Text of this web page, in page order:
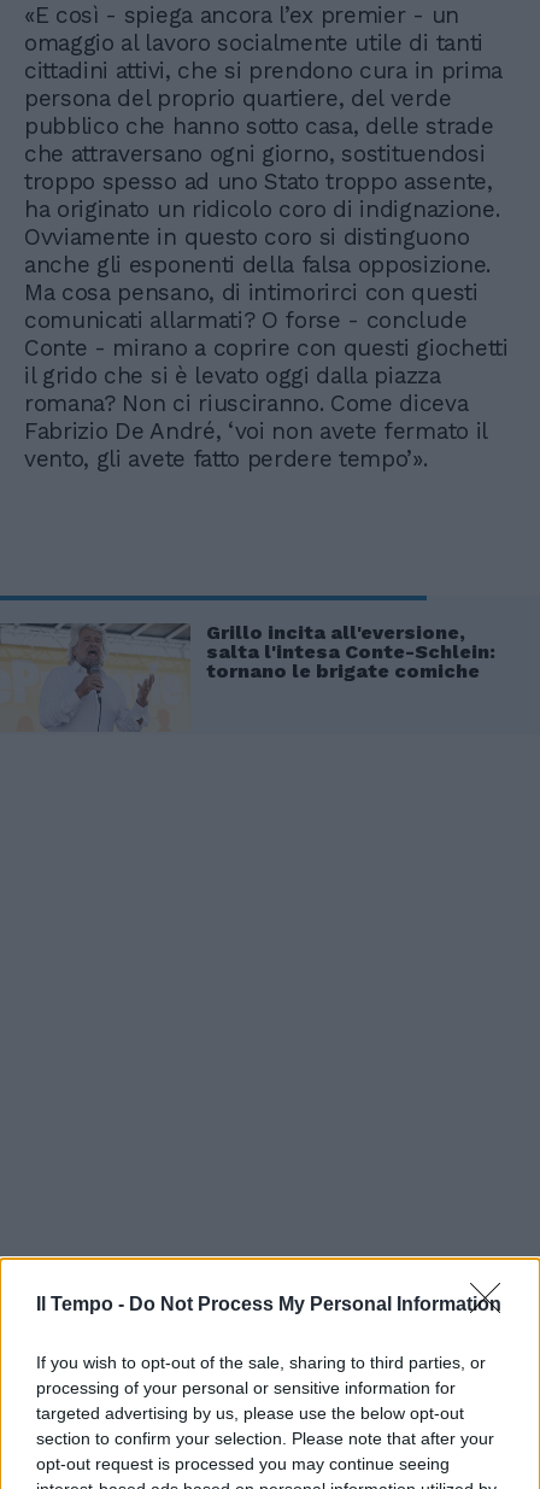
Il Tempo - Do Not Process My Personal Information
If you wish to opt-out of the sale, sharing to third parties, or
processing of your personal or sensitive information for
targeted advertising by us, please use the below opt-out
section to confirm your selection. Please note that after your
opt-out request is processed you may continue seeing
«E così - spiega ancora l’ex premier - un
omaggio al lavoro socialmente utile di tanti
cittadini attivi, che si prendono cura in prima
persona del proprio quartiere, del verde
pubblico che hanno sotto casa, delle strade
che attraversano ogni giorno, sostituendosi
troppo spesso ad uno Stato troppo assente,
ha originato un ridicolo coro di indignazione.
Ovviamente in questo coro si distinguono
anche gli esponenti della falsa opposizione.
Ma cosa pensano, di intimorirci con questi
comunicati allarmati? O forse - conclude
Conte - mirano a coprire con questi giochetti
il grido che si è levato oggi dalla piazza
romana? Non ci riusciranno. Come diceva
Fabrizio De André, ‘voi non avete fermato il
vento, gli avete fatto perdere tempo’».
Grillo incita all'eversione,
salta l'intesa Conte-Schlein:
tornano le brigate comiche